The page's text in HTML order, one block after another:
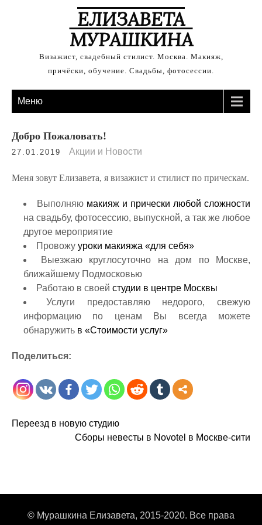
ЕЛИЗАВЕТА
МУРАШКИНА
Визажист, свадебный стилист. Москва. Макияж,
причёски, обучение. Свадьбы, фотосессии.
Меню
Добро Пожаловать!
27.01.2019 Акции и Новости
Меня зовут Елизавета, я визажист и стилист по прическам.
Выполняю макияж и прически любой сложности
на свадьбу, фотосессию, выпускной, а так же любое
другое мероприятие
Провожу уроки макияжа «для себя»
Выезжаю круглосуточно на дом по Москве,
ближайшему Подмосковью
Работаю в своей студии в центре Москвы
Услуги предоставляю недорого, свежую
информацию по ценам Вы всегда можете
обнаружить в «Стоимости услуг»
Поделиться:
Н
и
Переезд в новую студию
Сборы невесты в Novotel в Москве-сити
© Мурашкина Елизавета, 2015-2020. Все права